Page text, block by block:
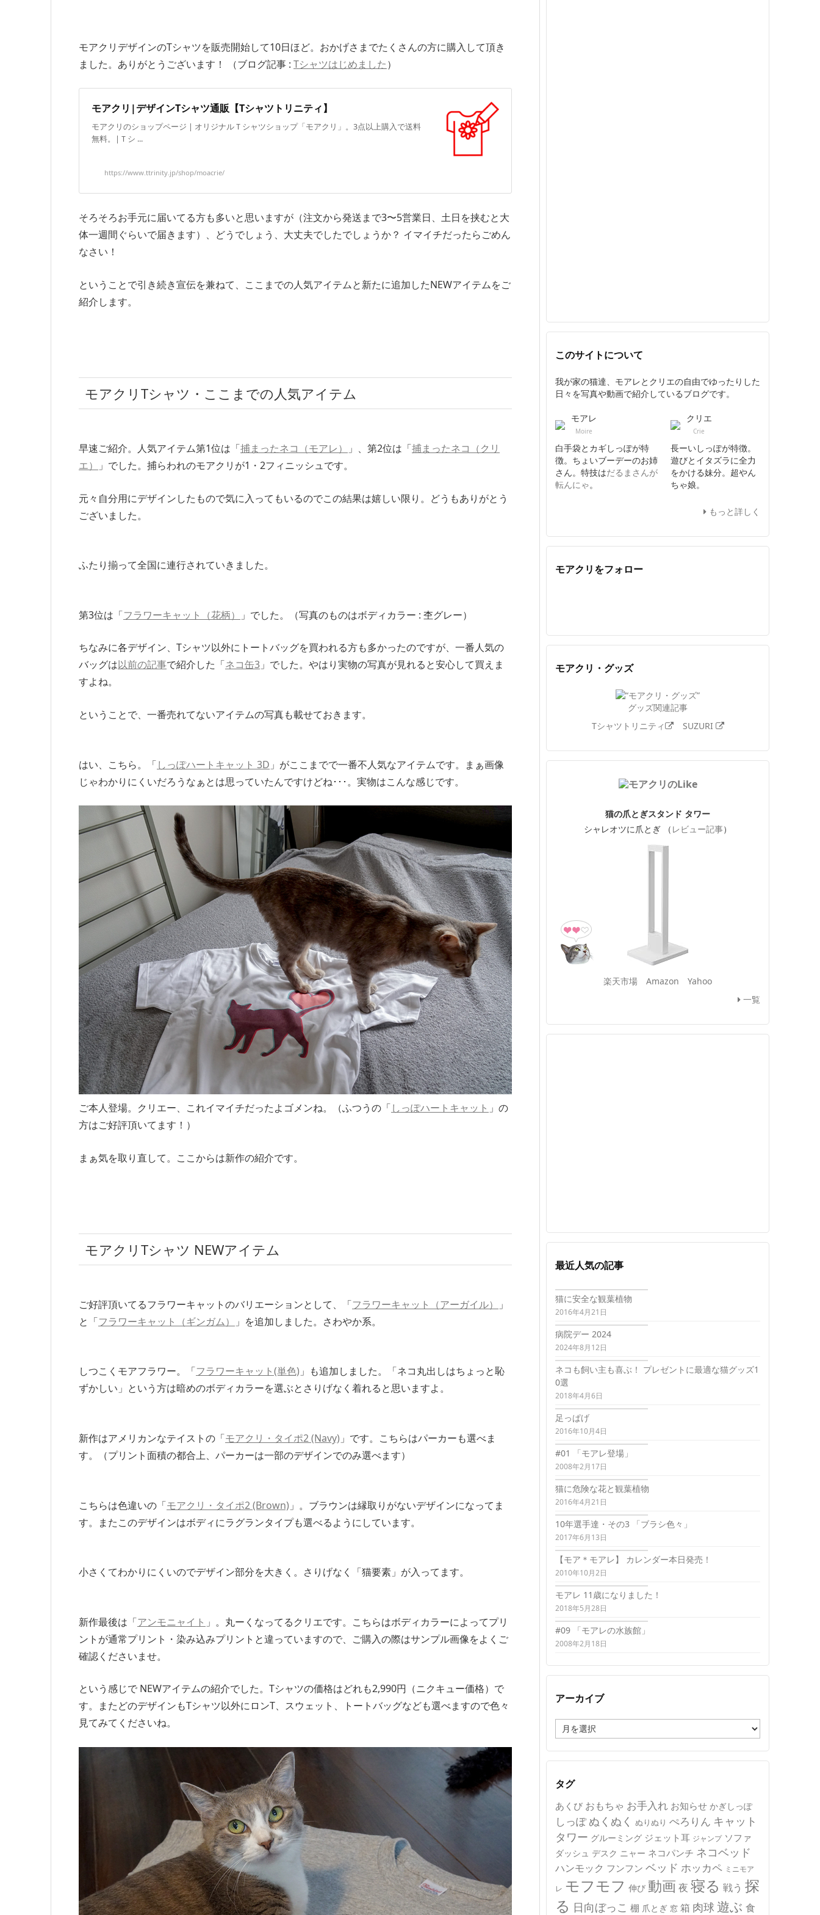
モアクリデザインのTシャツを販売開始して10日ほど。おかげさまでたくさんの方に購入して頂き
ました。ありがとうございます！ （ブログ記事 : Tシャツはじめました）
モアクリ|デザインTシャツ通販【Tシャツトリニティ】
モアクリのショップページ | オリジナルＴシャツショップ「モアクリ」。3点以上購入で送料
無料。|Ｔシ ...
https://www.ttrinity.jp/shop/moacrie/
そろそろお手元に届いてる方も多いと思いますが（注文から発送まで3〜5営業日、土日を挟むと大
体一週間ぐらいで届きます）、どうでしょう、大丈夫でしたでしょうか？ イマイチだったらごめん
なさい！
ということで引き続き宣伝を兼ねて、ここまでの人気アイテムと新たに追加したNEWアイテムをご
紹介します。
モアクリTシャツ・ここまでの人気アイテム
早速ご紹介。人気アイテム第1位は「捕まったネコ（モアレ） 」、第2位は「捕まったネコ（クリ
エ）
」でした。捕らわれのモアクリが1・2フィニッシュです。
元々自分用にデザインしたもので気に入ってもいるのでこの結果は嬉しい限り。どうもありがとう
ございました。
ふたり揃って全国に連行されていきました。
第3位は「フラワーキャット（花柄） 」でした。（写真のものはボディカラー : 杢グレー）
ちなみに各デザイン、Tシャツ以外にトートバッグを買われる方も多かったのですが、一番人気の
バッグは以前の記事で紹介した「ネコ缶3 」でした。やはり実物の写真が見れると安心して買えま
すよね。
ということで、一番売れてないアイテムの写真も載せておきます。
はい、こちら。「しっぽハートキャット 3D 」がここまでで一番不人気なアイテムです。まぁ画像
じゃわかりにくいだろうなぁとは思っていたんですけどね･･･。実物はこんな感じです。
ご本人登場。クリエー、これイマイチだったよゴメンね。（ふつうの「しっぽハートキャット 」の
方はご好評頂いてます！）
まぁ気を取り直して。ここからは新作の紹介です。
モアクリTシャツ NEWアイテム
ご好評頂いてるフラワーキャットのバリエーションとして、「フラワーキャット（アーガイル）
」
と「フラワーキャット（ギンガム） 」を追加しました。さわやか系。
しつこくモアフラワー。「フラワーキャット(単色) 」も追加しました。「ネコ丸出しはちょっと恥
ずかしい」という方は暗めのボディカラーを選ぶとさりげなく着れると思いますよ。
新作はアメリカンなテイストの「モアクリ・タイポ2 (Navy) 」です。こちらはパーカーも選べま
す。（プリント面積の都合上、パーカーは一部のデザインでのみ選べます）
こちらは色違いの「モアクリ・タイポ2 (Brown) 」。ブラウンは縁取りがないデザインになってま
す。またこのデザインはボディにラグランタイプも選べるようにしています。
小さくてわかりにくいのでデザイン部分を大きく。さりげなく「猫要素」が入ってます。
新作最後は「アンモニャイト 」。丸ーくなってるクリエです。こちらはボディカラーによってプリ
ントが通常プリント・染み込みプリントと違っていますので、ご購入の際はサンプル画像をよくご
確認くださいませ。
という感じで NEWアイテムの紹介でした。Tシャツの価格はどれも2,990円（ニクキュー価格）で
す。またどのデザインもTシャツ以外にロンT、スウェット、トートバッグなども選べますので色々
見てみてくださいね。
このサイトについて
我が家の猫達、モアレとクリエの自由でゆったりした
日々を写真や動画で紹介しているブログです。
モアレ
Moire
白手袋とカギしっぽが特
徴。ちょいブーデーのお姉
さん。特技はだるまさんが
転んにゃ。
クリエ
Crie
長ーいしっぽが特徴。
遊びとイタズラに全力
をかける妹分。超やん
ちゃ娘。
もっと詳しく
モアクリをフォロー
モアクリ・グッズ
グッズ関連記事
Tシャツトリニティ
SUZURI
猫の爪とぎスタンド タワー
シャレオツに爪とぎ （ レビュー記事）
楽天市場 Amazon
Yahoo
一覧
最近人気の記事
猫に安全な観葉植物
2016年4月21日
病院デー 2024
2024年8月12日
ネコも飼い主も喜ぶ！ プレゼントに最適な猫グッズ1
0選
2018年4月6日
足っぱげ
2016年10月4日
#01 「モアレ登場」
2008年2月17日
猫に危険な花と観葉植物
2016年4月21日
10年選手達・その3 「ブラシ色々」
2017年6月13日
【モア＊モアレ】 カレンダー本日発売！
2010年10月2日
モアレ 11歳になりました！
2018年5月28日
#09 「モアレの水族館」
2008年2月18日
アーカイブ
ー
カ
イ
タグ
あくび おもちゃ お手入れ お知らせ かぎしっぽ
しっぽ ぬくぬく ぬりぬり ぺろりん キャット
タワー グルーミング ジェット耳 ジャンプ ソファ
ダッシュ デスク ニャー ネコパンチ ネコベッド
ハンモック フンフン ベッド ホッカペ ミニモア
レ モフモフ 伸び 動画 夜 寝る 戦う 探
る 日向ぼっこ 棚 爪とぎ 窓 箱 肉球 遊ぶ 食